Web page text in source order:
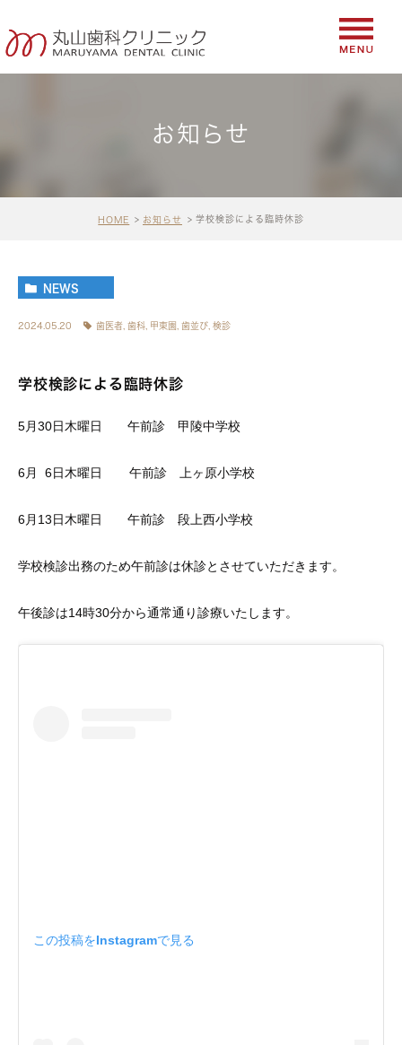
お知らせ
HOME お知らせ 学校検診による臨時休診
NEWS
2024.05.20 歯医者 歯科 甲東園 歯並び 検診
学校検診による臨時休診
5月30日木曜日 午前診 甲陵中学校
6月 6日木曜日 午前診 上ヶ原小学校
6月13日木曜日 午前診 段上西小学校
学校検診出務のため午前診は休診とさせていただきます。
午後診は14時30分から通常通り診療いたします。
この投稿をInstagramで見る